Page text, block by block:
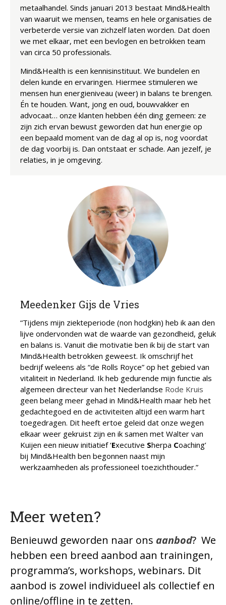
metaalhandel. Sinds januari 2013 bestaat Mind&Health
van waaruit we mensen, teams en hele organisaties de
verbeterde versie van zichzelf laten worden. Dat doen
we met elkaar, met een bevlogen en betrokken team
van circa 50 professionals.
Mind&Health is een kennisinstituut. We bundelen en
delen kunde en ervaringen. Hiermee stimuleren we
mensen hun energieniveau (weer) in balans te brengen.
Én te houden. Want, jong en oud, bouwvakker en
advocaat… onze klanten hebben één ding gemeen: ze
zijn zich ervan bewust geworden dat hun energie op
een bepaald moment van de dag al op is, nog voordat
de dag voorbij is. Dan ontstaat er schade. Aan jezelf, je
relaties, in je omgeving.
Meedenker Gijs de Vries
“Tijdens mijn ziekteperiode (non hodgkin) heb ik aan den
lijve ondervonden wat de waarde van gezondheid, geluk
en balans is. Vanuit die motivatie ben ik bij de start van
Mind&Health betrokken geweest. Ik omschrijf het
bedrijf weleens als “de Rolls Royce” op het gebied van
vitaliteit in Nederland. Ik heb gedurende mijn functie als
algemeen directeur van het Nederlandse Rode Kruis
geen belang meer gehad in Mind&Health maar heb het
gedachtegoed en de activiteiten altijd een warm hart
toegedragen. Dit heeft ertoe geleid dat onze wegen
elkaar weer gekruist zijn en ik samen met Walter van
Kuijen een nieuw initiatief ‘Executive Sherpa Coaching’
bij Mind&Health ben begonnen naast mijn
werkzaamheden als professioneel toezichthouder.”
Meer weten?
Benieuwd geworden naar ons aanbod? We
hebben een breed aanbod aan trainingen,
programma’s, workshops, webinars. Dit
aanbod is zowel individueel als collectief en
online/offline in te zetten.